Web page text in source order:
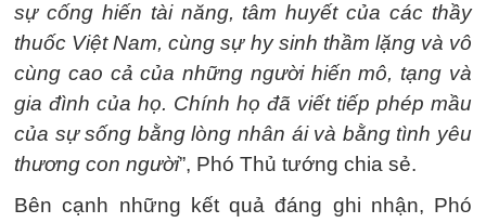
sự cống hiến tài năng, tâm huyết của các thầy
thuốc Việt Nam, cùng sự hy sinh thầm lặng và vô
cùng cao cả của những người hiến mô, tạng và
gia đình của họ. Chính họ đã viết tiếp phép mầu
của sự sống bằng lòng nhân ái và bằng tình yêu
thương con người”, Phó Thủ tướng chia sẻ.
Bên cạnh những kết quả đáng ghi nhận, Phó